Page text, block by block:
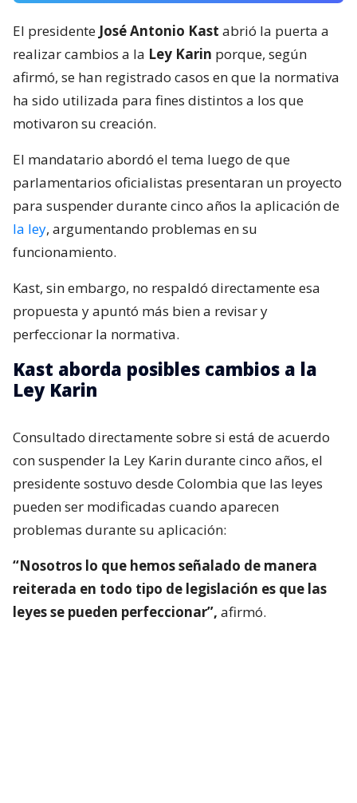
El presidente José Antonio Kast abrió la puerta a
realizar cambios a la Ley Karin porque, según
afirmó, se han registrado casos en que la normativa
ha sido utilizada para fines distintos a los que
motivaron su creación.
El mandatario abordó el tema luego de que
parlamentarios oficialistas presentaran un proyecto
para suspender durante cinco años la aplicación de
la ley, argumentando problemas en su
funcionamiento.
Kast, sin embargo, no respaldó directamente esa
propuesta y apuntó más bien a revisar y
perfeccionar la normativa.
Kast aborda posibles cambios a la
Ley Karin
Consultado directamente sobre si está de acuerdo
con suspender la Ley Karin durante cinco años, el
presidente sostuvo desde Colombia que las leyes
pueden ser modificadas cuando aparecen
problemas durante su aplicación:
“Nosotros lo que hemos señalado de manera
reiterada en todo tipo de legislación es que las
leyes se pueden perfeccionar”, afirmó.